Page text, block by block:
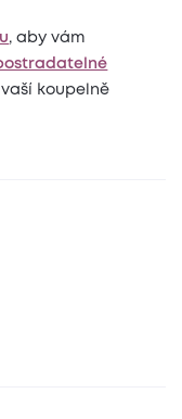
, aby vám
koupelně